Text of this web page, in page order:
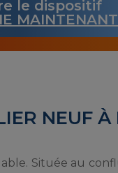
le dispositif
NEUF À
Située au